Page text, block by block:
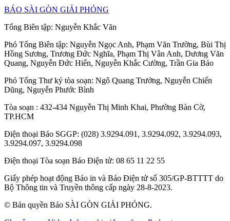
BÁO SÀI GÒN GIẢI PHÓNG
Tổng Biên tập: Nguyễn Khắc Văn
Phó Tổng Biên tập: Nguyễn Ngọc Anh, Phạm Văn Trường, Bùi Thị
Hồng Sương, Trương Đức Nghĩa, Phạm Thị Vân Anh, Dương Văn
Quang, Nguyễn Đức Hiển, Nguyễn Khắc Cường, Trần Gia Bảo
Phó Tổng Thư ký tòa soạn: Ngô Quang Trưởng, Nguyễn Chiến
Dũng, Nguyễn Phước Bình
Tòa soạn : 432-434 Nguyễn Thị Minh Khai, Phường Bàn Cờ,
TP.HCM
Điện thoại Báo SGGP: (028) 3.9294.091, 3.9294.092, 3.9294.093,
3.9294.097, 3.9294.098
Điện thoại Tòa soạn Báo Điện tử: 08 65 11 22 55
Giấy phép hoạt động Báo in và Báo Điện tử số 305/GP-BTTTT do
Bộ Thông tin và Truyền thông cấp ngày 28-8-2023.
© Bản quyền Báo SÀI GÒN GIẢI PHÓNG.